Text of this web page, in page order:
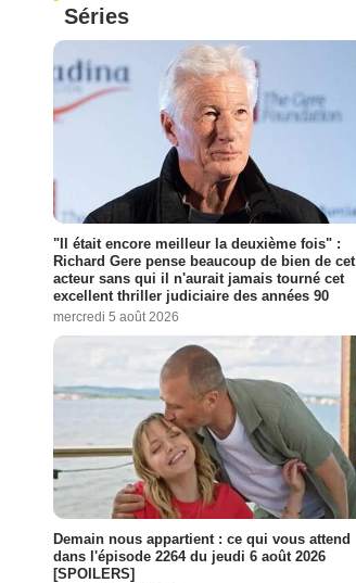
Séries
"Il était encore meilleur la deuxième fois" :
Richard Gere pense beaucoup de bien de cet
acteur sans qui il n'aurait jamais tourné cet
excellent thriller judiciaire des années 90
mercredi 5 août 2026
Demain nous appartient : ce qui vous attend
dans l'épisode 2264 du jeudi 6 août 2026
[SPOILERS]